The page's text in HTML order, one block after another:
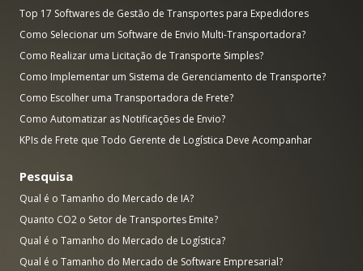
Top 17 Softwares de Gestão de Transportes para Expedidores
Como Selecionar um Software de Envio Multi-Transportadora?
Como Realizar uma Licitação de Transporte Simples?
Como Implementar um Sistema de Gerenciamento de Transporte?
Como Escolher uma Transportadora de Frete?
Como Automatizar as Notificações de Envio?
KPIs de Frete que Todo Gerente de Logística Deve Acompanhar
Pesquisa
Qual é o Tamanho do Mercado de IA?
Quanto CO2 o Setor de Transportes Emite?
Qual é o Tamanho do Mercado de Logística?
Qual é o Tamanho do Mercado de Software Empresarial?